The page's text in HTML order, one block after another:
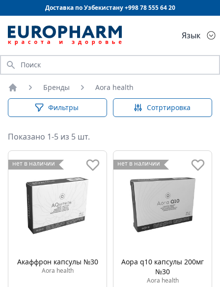
Доставка по Узбекистану +99878 555 64 20
Язык
Искать
Главная
Бренды Aora health
Фильтры Сотртировка
Показано 1-5 из 5 шт.
нет в наличии
Акаффрон капсулы №30
Aora health
нет в наличии
Аора q10 капсулы 200мг
№30
Aora health